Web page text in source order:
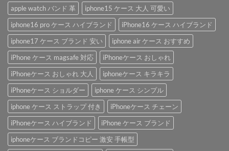
apple watch バンド 革
iphone15 ケース 大人 可愛い
iphone16 pro ケース ハイブランド
iPhone16 ケース ハイブランド
iphone17 ケース ブランド 安い
iphone air ケース おすすめ
iPhone ケース magsafe 対応
iPhoneケース おしゃれ
iPhoneケース おしゃれ 大人
iphoneケース キラキラ
iPhoneケース ショルダー
iphone ケース シンプル
iphone ケース ストラップ 付き
iPhoneケース チェーン
iPhoneケース ハイブランド
iPhone ケース ブランド
iphoneケース ブランドコピー 激安 手帳型